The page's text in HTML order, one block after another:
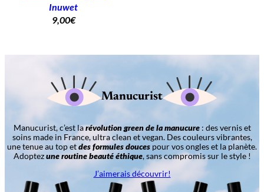
Inuwet
9,00€
Manucurist
Manucurist, c’est larévolution green de la manucure: des vernis et
soins made in France, ultra clean et vegan. Des couleurs vibrantes,
une tenue au top etdes formules douces pour vos ongles et la planète.
Adoptezune routine beauté éthique, sans compromis sur le style !
J’aimerais découvrir!